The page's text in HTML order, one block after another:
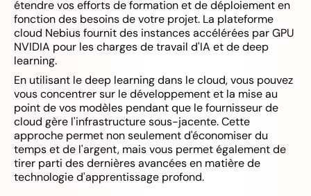
étendre vos efforts de formation et de déploiement en
fonction des besoins de votre projet. La plateforme
cloud Nebius fournit des instances accélérées par GPU
NVIDIA pour les charges de travail d'IA et de deep
learning.
En utilisant le deep learning dans le cloud, vous pouvez
vous concentrer sur le développement et la mise au
point de vos modèles pendant que le fournisseur de
cloud gère l'infrastructure sous-jacente. Cette
approche permet non seulement d'économiser du
temps et de l'argent, mais vous permet également de
tirer parti des dernières avancées en matière de
technologie d'apprentissage profond.